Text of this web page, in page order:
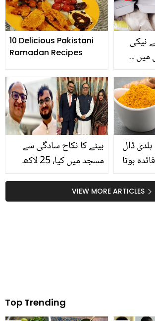
10 Delicious Pakistani
Ramadan Recipes
نیکی
۔۔
محلے
بیٹے کا نکاح سادگی سے
مسجد میں کیا، 25 لاکھ
خرچ کیے ۔۔ والد سب کو کیا
پیغام دینا چاہتے ہیں؟
ڈال
ہوتا
گے
VIEW MORE ARTICLES
Top Trending